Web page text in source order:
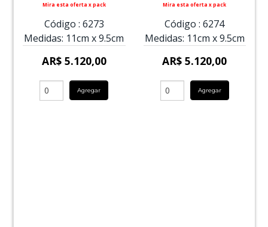
Mira esta oferta x pack
Código : 6273
Medidas: 11cm x9.5cm
AR$ 5.120,00
Agregar
Mira esta oferta x pack
Código : 6274
Medidas: 11cm x9.5cm
AR$ 5.120,00
Agregar